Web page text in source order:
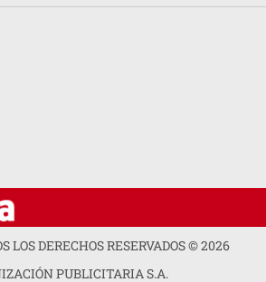
LOS DERECHOS RESERVADOS ©2026
PUBLICITARIA S.A.